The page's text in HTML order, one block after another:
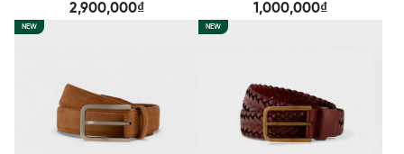
Business 1TSU010S0
2,900,000₫
Regular Fit ASS508SAH2
1,000,000₫
NEW NEW